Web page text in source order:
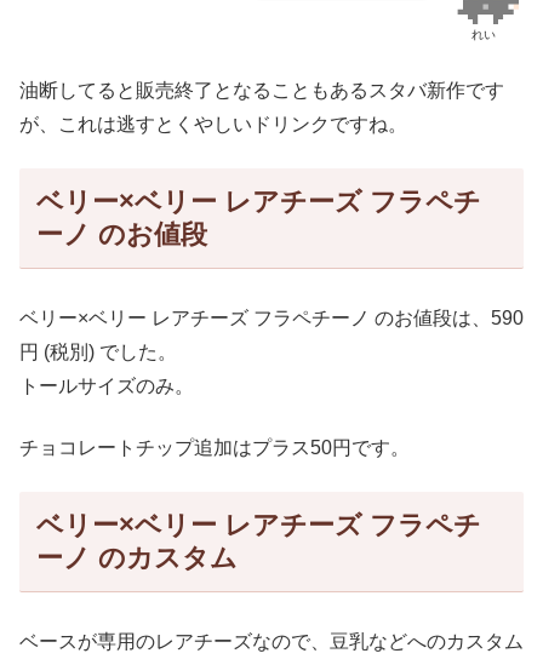
れい
油断してると販売終了となることもあるスタバ新作です
が、これは逃すとくやしいドリンクですね。
ベリー×ベリー レアチーズ フラペチ
ーノ のお値段
ベリー×ベリー レアチーズ フラペチーノ のお値段は、590
円 (税別) でした。
トールサイズのみ。
チョコレートチップ追加はプラス50円です。
ベリー×ベリー レアチーズ フラペチ
ーノ のカスタム
ベースが専用のレアチーズなので、豆乳などへのカスタム